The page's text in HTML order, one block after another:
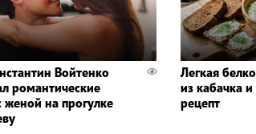
Войтенко
романтические
женой на прогулке
Легкая
из кабачка
рецепт